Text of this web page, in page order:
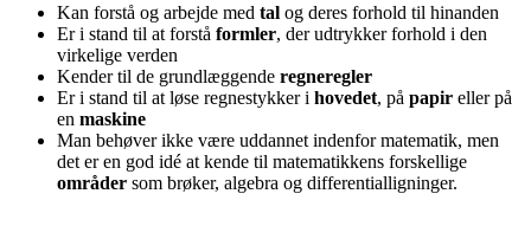
Kan forstå og arbejde med tal og deres forhold til hinanden
Er i stand til at forstå formler, der udtrykker forhold i den
virkelige verden
Kender til de grundlæggende regneregler
Er i stand til at løse regnestykker i hovedet, på papir eller på
en maskine
Man behøver ikke være uddannet indenfor matematik, men
det er en god idé at kende til matematikkens forskellige
områder som brøker, algebra og differentialligninger.